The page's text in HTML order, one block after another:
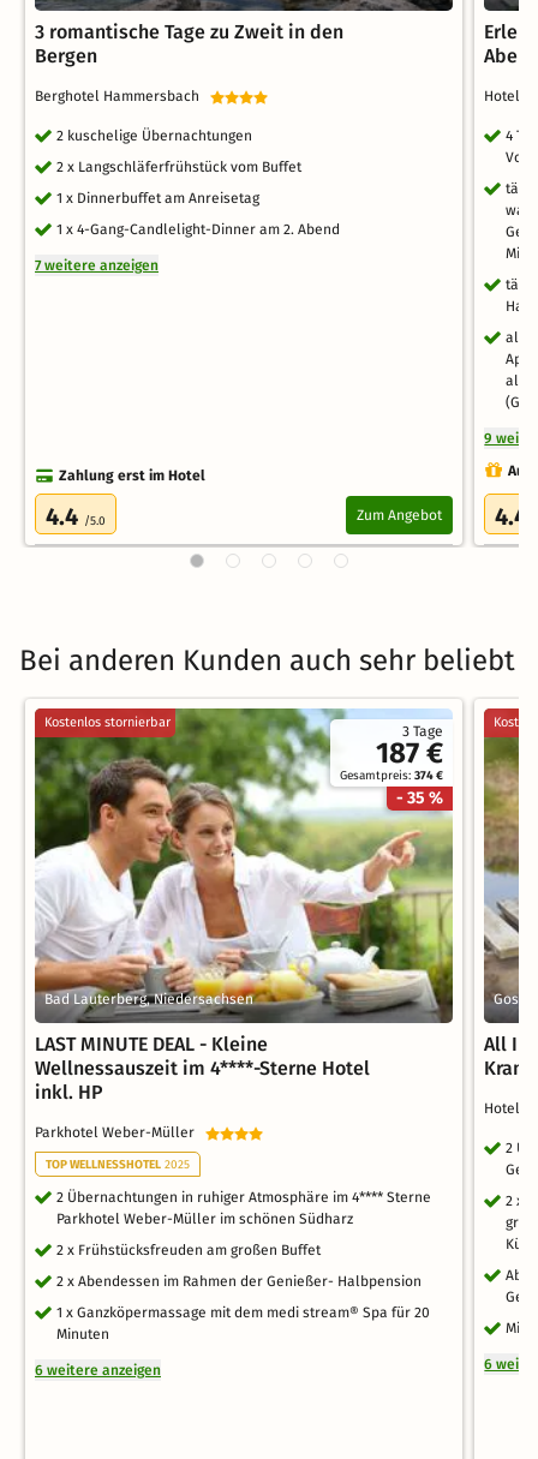
3 romantische Tage zu Zweit in den
Bergen
Berghotel Hammersbach
2 kuschelige Übernachtungen
2 x Langschläferfrühstück vom Buffet
1 x Dinnerbuffet am Anreisetag
1 x 4-Gang-Candlelight-Dinner am 2. Abend
7 weitere anzeigen
Zahlung erst im Hotel
4.4 /5.0 Zum Angebot
Hotel
4
9
4.4
Bei anderen Kunden auch sehr beliebt
3 Tage
187 €
Gesamtpreis:374 €
- 35 %
Kostenlos stornierbar
Bad Lauterberg, Niedersachsen
LAST MINUTE DEAL - Kleine
Wellnessauszeit im 4****-Sterne Hotel
inkl. HP
Parkhotel Weber-Müller
TOP WELLNESSHOTEL 2025
2 Übernachtungen in ruhiger Atmosphäre im 4**** Sterne
Parkhotel Weber-Müller im schönen Südharz
2 x Frühstücksfreuden am großen Buffet
2 x Abendessen im Rahmen der Genießer- Halbpension
1 x Ganzköpermassage mit dem medi stream® Spa für 20
Minuten
6 weitere anzeigen
All
Hotels
2
2 x
6